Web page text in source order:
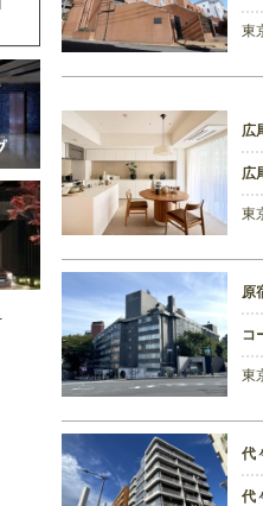
東
広
広
東
原
コ
東
代
代